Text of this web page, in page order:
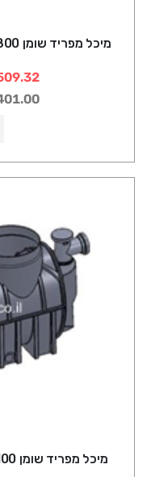
מיכל מפריד שומן 6800 ליטר כניסה/יציאה "4 רוטוניב
מיכל מפריד שומן 1100 ליטר כניסה/יציאה "4 רוטוניב